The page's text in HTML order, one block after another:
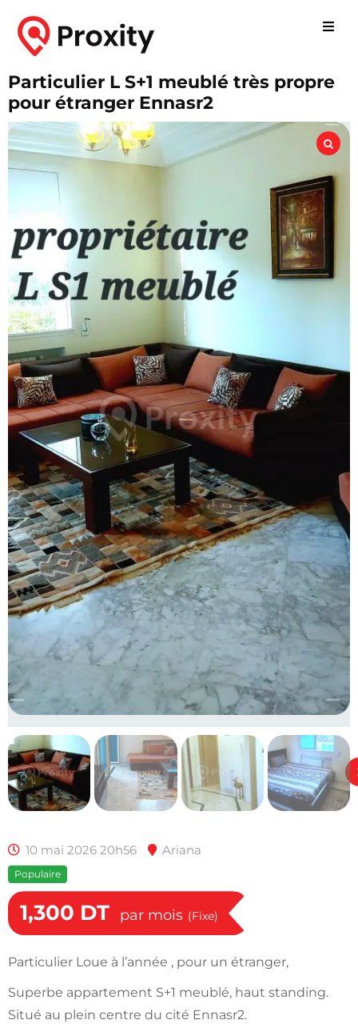
Particulier L S+1 meublé très propre
pour étranger Ennasr2
10 mai 2026 20h56 Ariana
Populaire
1,300 DT par mois (Fixe)
Particulier Loue à l’année , pour un étranger,
Superbe appartement S+1 meublé, haut standing.
Situé au plein centre du cité Ennasr2.